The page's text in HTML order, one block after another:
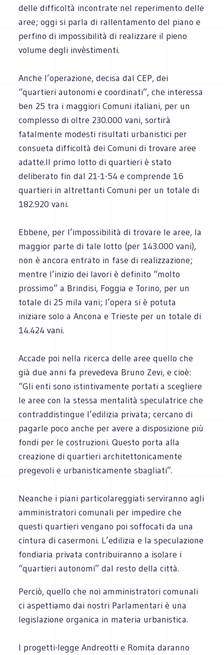
delle difficoltà incontrate nel reperimento delle
aree; oggi si parla di rallentamento del piano e
perfino di impossibilità di realizzare il pieno
volume degli invèstimenti.
Anche l’operazione, decisa dal CEP, dei
“quartieri autonomi e coordinati”, che interessa
ben 25 tra i maggiori Comuni italiani, per un
complesso di oltre 230.000 vani, sortirà
fatalmente modesti risultati urbanistici per
consueta difficoltà dei Comuni di trovare aree
adatte.Il primo lotto di quartieri è stato
deliberato fin dal 21-1-54 e comprende 16
quartieri in altrettanti Comuni per un totale di
182.920 vani.
Ebbene, per l’impossibilità di trovare le aree, la
maggior parte di tale lotto (per 143.000 vani),
non è ancora entrato in fase di realizzazione;
mentre l’inizio dei lavori è definito “molto
prossimo” a Brindisi, Foggia e Torino, per un
totale di 25 mila vani; l’opera si è potuta
iniziare solo a Ancona e Trieste per un totale di
14.424 vani.
Accade poi nella ricerca delle aree quello che
già due anni fa prevedeva Bruno Zevi, e cioè:
“Gli enti sono istintivamente portati a scegliere
le aree con la stessa mentalità speculatrice che
contraddistingue l’edilizia privata; cercano di
pagarle poco anche per avere a disposizione più
fondi per le costruzioni. Questo porta alla
creazione di quartieri architettonicamente
pregevoli e urbanisticamente sbagliati”.
Neanche i piani particolareggiati serviranno agli
amministratori comunali per impedire che
questi quartieri vengano poi soffocati da una
cintura di casermoni. L’edilizia e la speculazione
fondiaria privata contribuiranno a isolare i
“quartieri autonomi” dal resto della città.
Perciò, quello che noi amministratori comunali
ci aspettiamo dai nostri Parlamentari è una
legislazione organica in materia urbanistica.
I progetti-legge Andreotti e Romita daranno